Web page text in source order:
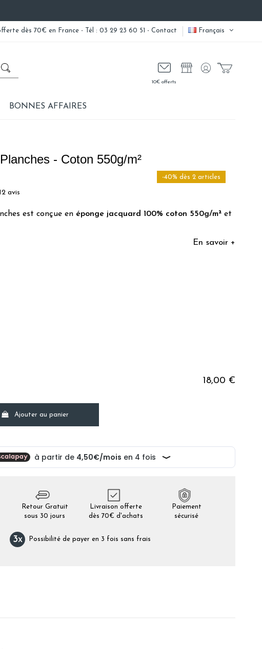
dès 70€ en France - Tél : 03 29 23 60 51 -Contact Français
10€ offerts
BONNES AFFAIRES
- Coton 550g/m²
-40% dès 2 articles
avis
est conçue en éponge jacquard 100% coton 550g/m² et
En savoir +
18,00 €
Ajouter au panier
Retour Gratuit
sous 30 jours
Livraison offerte
dès 70€ d'achats
Paiement
sécurisé
3x Possibilité de payer en 3 fois sans frais